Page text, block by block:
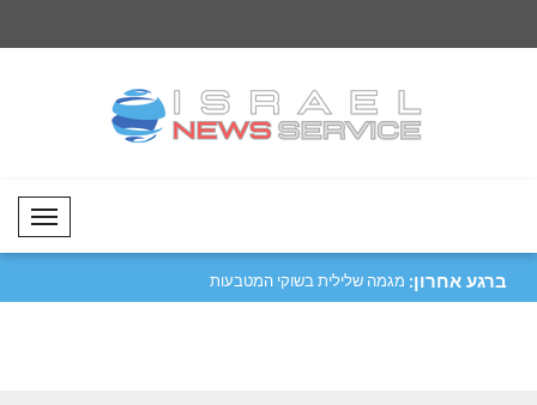
Mobil Menü
ברגע אחרון: סער: עידן הזהב ביחסי קולומביה וישראל בשוקי המט"ח..